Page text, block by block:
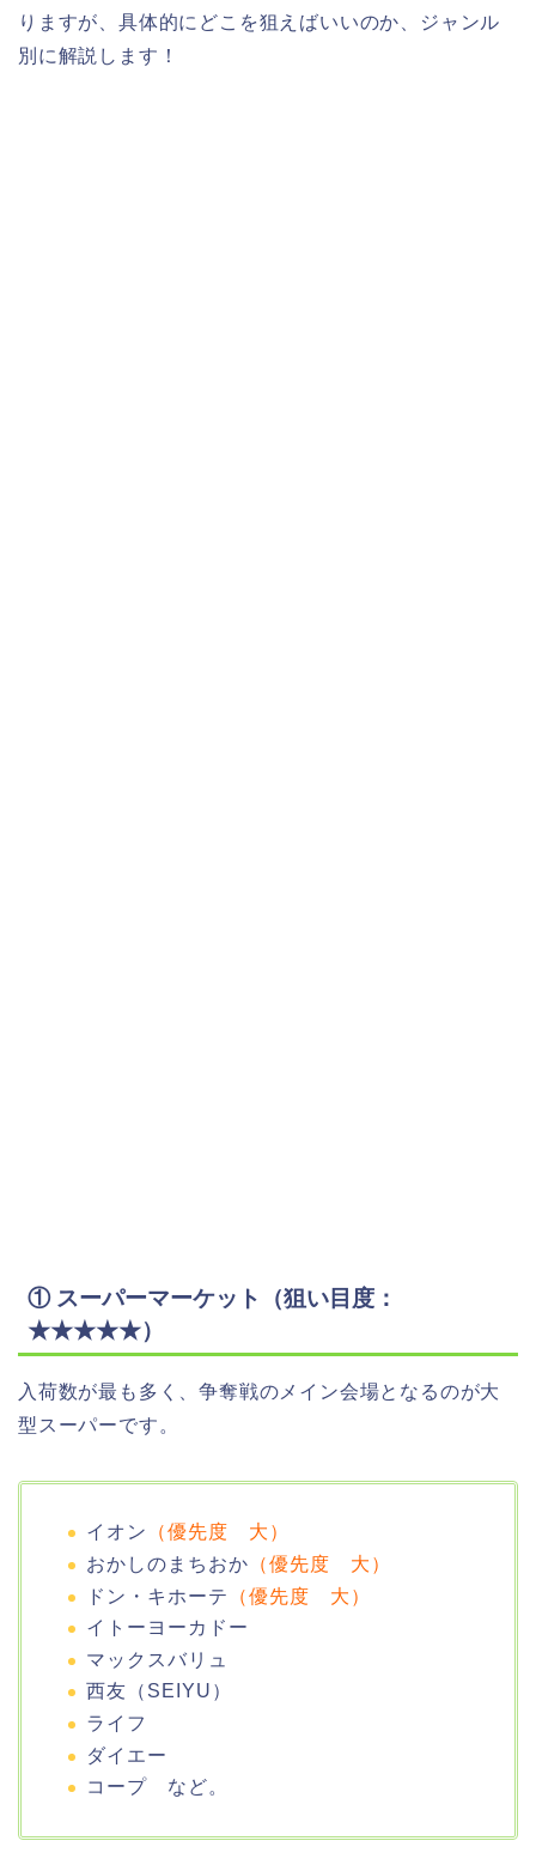
りますが、具体的にどこを狙えばいいのか、ジャンル
別に解説します！
① スーパーマーケット（狙い目度：
★★★★★）
入荷数が最も多く、争奪戦のメイン会場となるのが大
型スーパーです。
イオン
（優先度 大）
おかしのまちおか （優先度 大）
ドン・キホーテ
（優先度 大）
イトーヨーカドー
マックスバリュ
西友（SEIYU）
ライフ
ダイエー
コープ など。